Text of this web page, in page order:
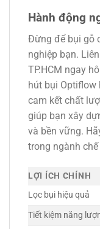
Hành động
Đừng để bụi gỗ
nghiệp bạn.
TP.HCM ngay
hút bụi Optiflow
cam kết chất
giúp bạn xây
và bền vững.
trong ngành chế
LỢI ÍCH CHÍNH
Lọc bụi hiệu quả
Tiết kiệm năng